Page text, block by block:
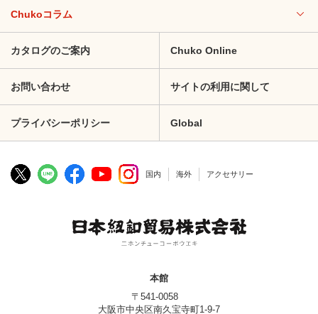
Chukoコラム
カタログのご案内 Chuko Online
お問い合わせ サイトの利用に関して
プライバシーポリシー Global
国内 海外 アクセサリー
本館
〒541-0058
大阪市中央区南久宝寺町1-9-7